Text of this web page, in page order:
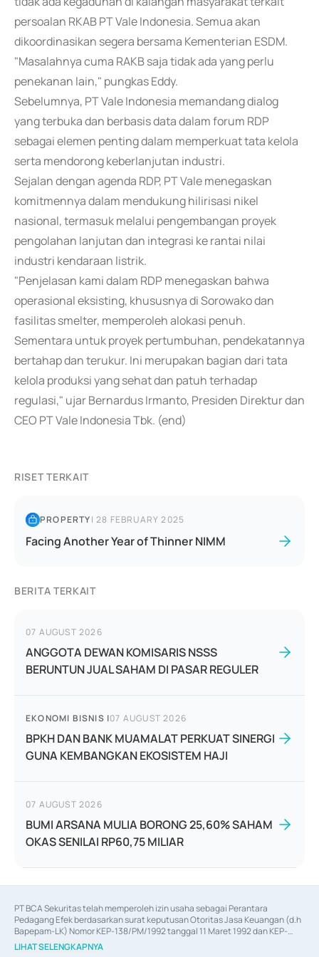
persoalan RKAB PT Vale Indonesia. Semua akan
dikoordinasikan segera bersama Kementerian ESDM.
"Masalahnya cuma RAKB saja tidak ada yang perlu
penekanan lain," pungkas Eddy.
Sebelumnya, PT Vale Indonesia memandang dialog
yang terbuka dan berbasis data dalam forum RDP
sebagai elemen penting dalam memperkuat tata kelola
serta mendorong keberlanjutan industri.
Sejalan dengan agenda RDP, PT Vale menegaskan
komitmennya dalam mendukung hilirisasi nikel
nasional, termasuk melalui pengembangan proyek
pengolahan lanjutan dan integrasi ke rantai nilai
industri kendaraan listrik.
"Penjelasan kami dalam RDP menegaskan bahwa
operasional eksisting, khususnya di Sorowako dan
fasilitas smelter, memperoleh alokasi penuh.
Sementara untuk proyek pertumbuhan, pendekatannya
bertahap dan terukur. Ini merupakan bagian dari tata
kelola produksi yang sehat dan patuh terhadap
regulasi," ujar Bernardus Irmanto, Presiden Direktur dan
CEO PT Vale Indonesia Tbk. (end)
RISET TERKAIT
PROPERTY|28 FEBRUARY 2025
Facing Another Year of Thinner NIMM
BERITA TERKAIT
07 AUGUST 2026
ANGGOTA DEWAN KOMISARIS NSSS
BERUNTUN JUAL SAHAM DI PASAR REGULER
EKONOMI BISNIS |07 AUGUST 2026
BPKH DAN BANK MUAMALAT PERKUAT SINERGI
GUNA KEMBANGKAN EKOSISTEM HAJI
07 AUGUST 2026
BUMI ARSANA MULIA BORONG 25,60% SAHAM
OKAS SENILAI RP60,75 MILIAR
PT BCA Sekuritas telah memperoleh izin usaha sebagai Perantara
Pedagang Efek berdasarkan surat keputusan Otoritas Jasa Keuangan (d.h
Bapepam-LK) Nomor KEP-138/PM/1992 tanggal 11 Maret 1992 dan KEP-
06/D.04/2014 tanggal 28 Februari 2014, izin usaha sebagai Penjamin Emisi
Efek berdasarkan surat keputusan Otoritas Jasa Keuangan Nomor KEP-
LIHAT SELENGKAPNYA